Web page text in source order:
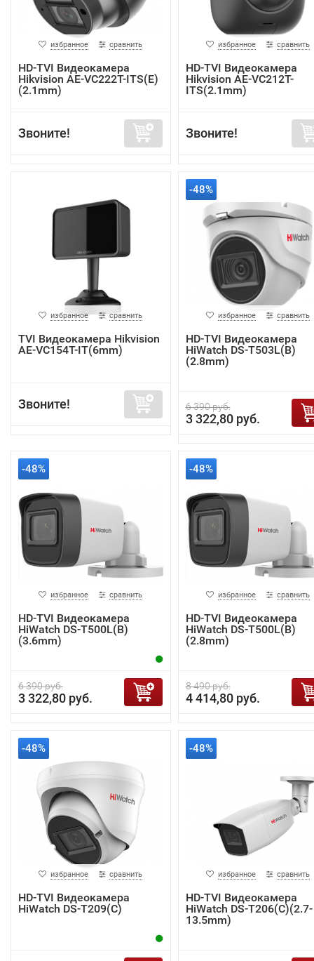
избранное сравнить
HD-TVI Видеокамера
Hikvision AE-VC222T-ITS(E)
(2.1mm)
Звоните!
избранное сравнить
HD-TVI Видеокамера
Hikvision AE-VC212T-
ITS(2.1mm)
Звоните!
избранное сравнить
TVI Видеокамера Hikvision
AE-VC154T-IT(6mm)
Звоните!
-48%
избранное сравнить
HD-TVI Видеокамера
HiWatch DS-T503L(B)
(2.8mm)
6 390 руб.
3 322,80 руб.
-48%
избранное сравнить
HD-TVI Видеокамера
HiWatch DS-T500L(B)
(3.6mm)
6 390 руб.
3 322,80 руб.
-48%
избранное сравнить
HD-TVI Видеокамера
HiWatch DS-T500L(B)
(2.8mm)
8 490 руб.
4 414,80 руб.
-48%
избранное сравнить
HD-TVI Видеокамера
HiWatch DS-T209(С)
-48%
избранное сравнить
HD-TVI Видеокамера
HiWatch DS-T206(C)(2.7-
13.5mm)